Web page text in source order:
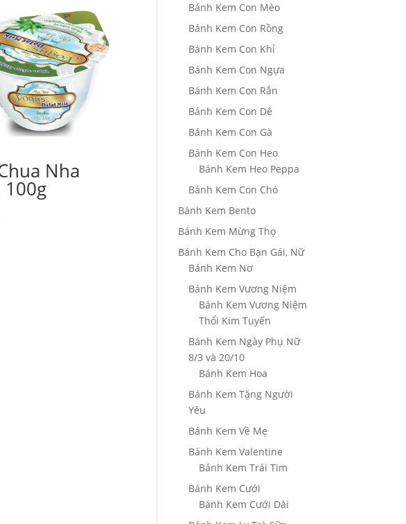
Nha
Bánh Kem Con Mèo
Bánh Kem Con Rồng
Bánh Kem Con Khỉ
Bánh Kem Con Ngựa
Bánh Kem Con Rắn
Bánh Kem Con Dê
Bánh Kem Con Gà
Bánh Kem Con Heo
Bánh Kem Heo Peppa
Bánh Kem Con Chó
Bánh Kem Bento
Bánh Kem Mừng Thọ
Bánh Kem Cho Bạn Gái, Nữ
Bánh Kem Nơ
Bánh Kem Vương Niệm
Bánh Kem Vương Niệm
Thổi Kim Tuyến
Bánh Kem Ngày Phụ Nữ
8/3 và 20/10
Bánh Kem Hoa
Bánh Kem Tặng Người
Yêu
Bánh Kem Về Mẹ
Bánh Kem Valentine
Bánh Kem Trái Tim
Bánh Kem Cưới
Bánh Kem Cưới Dài